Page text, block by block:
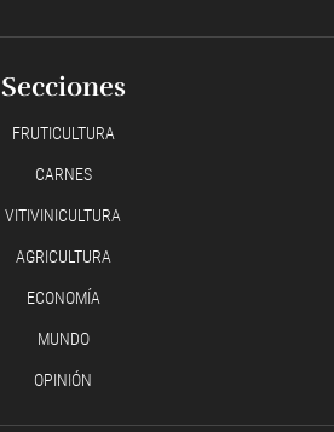
Secciones
FRUTICULTURA
CARNES
VITIVINICULTURA
AGRICULTURA
ECONOMÍA
MUNDO
OPINIÓN